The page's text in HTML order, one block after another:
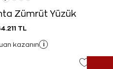
Zümrüt Yüzük
TL
kazanın i